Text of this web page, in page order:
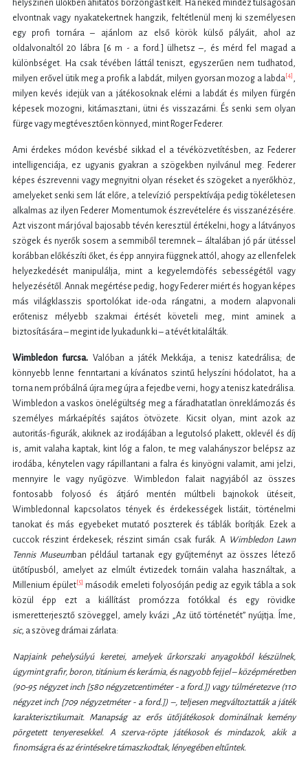
helyszínen ülőkben áhítatos borzongást kelt. Ha neked mindez túlságosan
elvontnak vagy nyakatekertnek hangzik, feltétlenül menj ki személyesen
egy profi tornára – ajánlom az első körök külső pályáit, ahol az
oldalvonaltól 20 lábra [6 m - a ford.] ülhetsz –, és mérd fel magad a
különbséget. Ha csak tévében láttál teniszt, egyszerűen nem tudhatod,
milyen erővel ütik meg a profik a labdát, milyen gyorsan mozog a labda [4] ,
milyen kevés idejük van a játékosoknak elérni a labdát és milyen fürgén
képesek mozogni, kitámasztani, ütni és visszazárni. És senki sem olyan
fürge vagy megtévesztően könnyed, mint Roger Federer.
Ami érdekes módon kevésbé sikkad el a tévéközvetítésben, az Federer
intelligenciája, ez ugyanis gyakran a szögekben nyilvánul meg. Federer
képes észrevenni vagy megnyitni olyan réseket és szögeket a nyerőkhöz,
amelyeket senki sem lát előre, a televízió perspektívája pedig tökéletesen
alkalmas az ilyen Federer Momentumok észrevételére és visszanézésére.
Azt viszont már jóval bajosabb tévén keresztül értékelni, hogy a látványos
szögek és nyerők sosem a semmiből teremnek – általában jó pár ütéssel
korábban előkészíti őket, és épp annyira függnek attól, ahogy az ellenfelek
helyezkedését manipulálja, mint a kegyelemdöfés sebességétől vagy
helyezésétől. Annak megértése pedig, hogy Federer miért és hogyan képes
más világklasszis sportolókat ide-oda rángatni, a modern alapvonali
erőtenisz mélyebb szakmai értését követeli meg, mint aminek a
biztosítására – megint ide lyukadunk ki – a tévét kitalálták.
Wimbledon furcsa. Valóban a játék Mekkája, a tenisz katedrálisa; de
könnyebb lenne fenntartani a kívánatos szintű helyszíni hódolatot, ha a
torna nem próbálná újra meg újra a fejedbe verni, hogy a tenisz katedrálisa.
Wimbledon a vaskos önelégültség meg a fáradhatatlan önreklámozás és
személyes márkaépítés sajátos ötvözete. Kicsit olyan, mint azok az
autoritás-figurák, akiknek az irodájában a legutolsó plakett, oklevél és díj
is, amit valaha kaptak, kint lóg a falon, te meg valahányszor belépsz az
irodába, kénytelen vagy rápillantani a falra és kinyögni valamit, ami jelzi,
mennyire le vagy nyűgözve. Wimbledon falait nagyjából az összes
fontosabb folyosó és átjáró mentén múltbeli bajnokok ütéseit,
Wimbledonnal kapcsolatos tények és érdekességek listáit, történelmi
tanokat és más egyebeket mutató poszterek és táblák borítják. Ezek a
cuccok részint érdekesek; részint simán csak furák. A Wimbledon Lawn
Tennis Museumban például tartanak egy gyűjteményt az összes létező
ütőtípusból, amelyet az elmúlt évtizedek tornáin valaha használtak, a
Millenium épület [5] második emeleti folyosóján pedig az egyik tábla a sok
közül épp ezt a kiállítást promózza fotókkal és egy rövidke
ismeretterjesztő szöveggel, amely kvázi „Az ütő történetét” nyújtja. Íme,
sic, a szöveg drámai zárlata:
Napjaink pehelysúlyú keretei, amelyek űrkorszaki anyagokból készülnek,
úgymint grafir, boron, titánium és kerámia, és nagyobb fejjel – középméretben
(90-95 négyzet inch [580 négyzetcentiméter - a ford.]) vagy túlméretezve (110
négyzet inch [709 négyzetméter - a ford.]) –, teljesen megváltoztatták a játék
karakterisztikumait. Manapság az erős ütőjátékosok dominálnak kemény
pörgetett tenyeresekkel. A szerva-röpte játékosok és mindazok, akik a
finomságra és az érintésekre támaszkodtak, lényegében eltűntek.